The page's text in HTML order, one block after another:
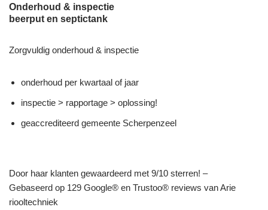
Onderhoud & inspectie
beerput en septictank
Zorgvuldig onderhoud & inspectie
onderhoud per kwartaal of jaar
inspectie > rapportage > oplossing!
geaccrediteerd gemeente Scherpenzeel
Door haar klanten gewaardeerd met 9/10 sterren! –
Gebaseerd op 129 Google® en Trustoo® reviews van Arie
riooltechniek